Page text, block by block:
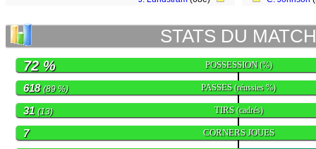
STATS DU MATCH
POSSESSION(%)
72 %
PASSES(réussies %)
618(89 %)
TIRS(cadrés)
31 (13)
CORNERS JOUES
7